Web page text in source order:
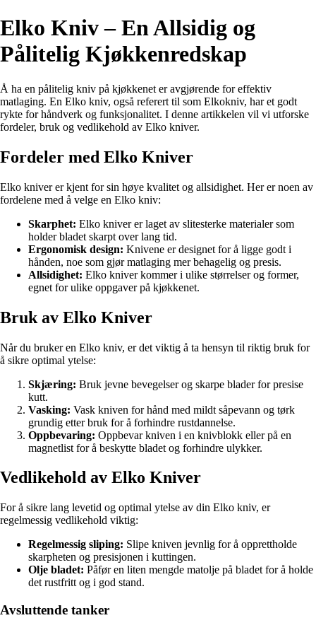
Elko Kniv – En Allsidig og
Pålitelig Kjøkkenredskap
Å ha en pålitelig kniv på kjøkkenet er avgjørende for effektiv
matlaging. En Elko kniv, også referert til som Elkokniv, har et godt
rykte for håndverk og funksjonalitet. I denne artikkelen vil vi utforske
fordeler, bruk og vedlikehold av Elko kniver.
Fordeler med Elko Kniver
Elko kniver er kjent for sin høye kvalitet og allsidighet. Her er noen av
fordelene med å velge en Elko kniv:
Skarphet: Elko kniver er laget av slitesterke materialer som
holder bladet skarpt over lang tid.
Ergonomisk design: Knivene er designet for å ligge godt i
hånden, noe som gjør matlaging mer behagelig og presis.
Allsidighet: Elko kniver kommer i ulike størrelser og former,
egnet for ulike oppgaver på kjøkkenet.
Bruk av Elko Kniver
Når du bruker en Elko kniv, er det viktig å ta hensyn til riktig bruk for
å sikre optimal ytelse:
Skjæring: Bruk jevne bevegelser og skarpe blader for presise
kutt.
Vasking: Vask kniven for hånd med mildt såpevann og tørk
grundig etter bruk for å forhindre rustdannelse.
Oppbevaring: Oppbevar kniven i en knivblokk eller på en
magnetlist for å beskytte bladet og forhindre ulykker.
Vedlikehold av Elko Kniver
For å sikre lang levetid og optimal ytelse av din Elko kniv, er
regelmessig vedlikehold viktig:
Regelmessig sliping: Slipe kniven jevnlig for å opprettholde
skarpheten og presisjonen i kuttingen.
Olje bladet: Påfør en liten mengde matolje på bladet for å holde
det rustfritt og i god stand.
Avsluttende tanker